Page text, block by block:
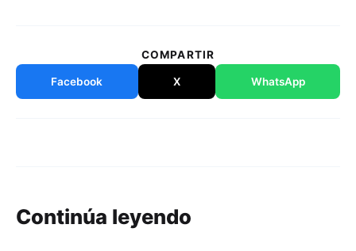
COMPARTIR
Facebook X WhatsApp
Continúa leyendo